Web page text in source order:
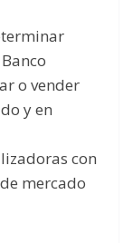
o vender
y en
con
mercado